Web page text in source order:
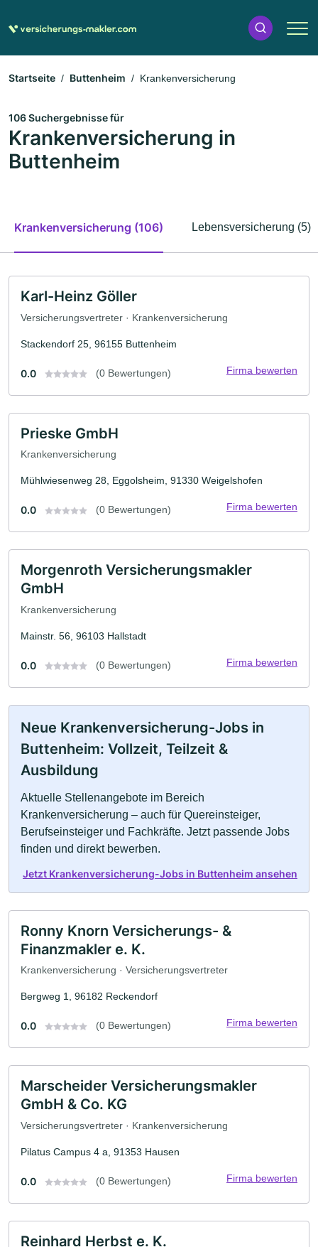
Startseite Buttenheim Krankenversicherung
106 Suchergebnisse für
Krankenversicherung in
Buttenheim
Krankenversicherung (106) Lebensversicherung (5)
Karl-Heinz Göller
Versicherungsvertreter · Krankenversicherung
Stackendorf 25, 96155 Buttenheim
0.0 (0 Bewertungen) Firma bewerten
Prieske GmbH
Krankenversicherung
Mühlwiesenweg 28, Eggolsheim, 91330 Weigelshofen
0.0 (0 Bewertungen) Firma bewerten
Morgenroth Versicherungsmakler
GmbH
Krankenversicherung
Mainstr. 56, 96103 Hallstadt
0.0 (0 Bewertungen) Firma bewerten
Neue Krankenversicherung-Jobs in
Buttenheim: Vollzeit, Teilzeit &
Ausbildung
Aktuelle Stellenangebote im Bereich
Krankenversicherung – auch für Quereinsteiger,
Berufseinsteiger und Fachkräfte. Jetzt passende Jobs
finden und direkt bewerben.
Jetzt Krankenversicherung-Jobs in Buttenheim ansehen
Ronny Knorn Versicherungs- &
Finanzmakler e. K.
Krankenversicherung · Versicherungsvertreter
Bergweg 1, 96182 Reckendorf
0.0 (0 Bewertungen) Firma bewerten
Marscheider Versicherungsmakler
GmbH & Co. KG
Versicherungsvertreter · Krankenversicherung
Pilatus Campus 4 a, 91353 Hausen
0.0 (0 Bewertungen) Firma bewerten
Reinhard Herbst e. K.